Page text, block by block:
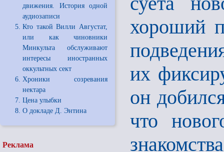
движения. История одной
аудиозаписи
Кто такой Вилли Августат,
или как чиновники
Минкульта обслуживают
интересы иностранных
оккультных сект
Хроники созревания
нектара
Цена улыбки
О докладе Д. Энтина
Реклама
хороший
их
он
что